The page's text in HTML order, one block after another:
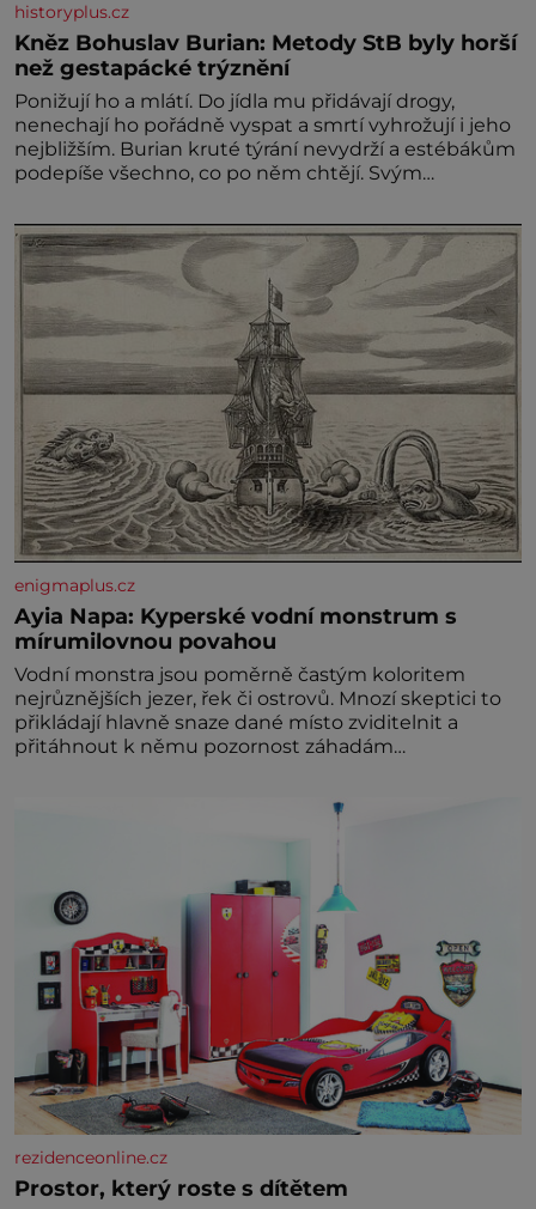
historyplus.cz
Kněz Bohuslav Burian: Metody StB byly horší
než gestapácké trýznění
Ponižují ho a mlátí. Do jídla mu přidávají drogy,
nenechají ho pořádně vyspat a smrtí vyhrožují i jeho
nejbližším. Burian kruté týrání nevydrží a estébákům
podepíše všechno, co po něm chtějí. Svým
výslechů nikdo nevyvíjel fyzický ani psychický nátlak.
Syn brněnského řezníka chce být knězem a
enigmaplus.cz
Ayia Napa: Kyperské vodní monstrum s
mírumilovnou povahou
Vodní monstra jsou poměrně častým koloritem
nejrůznějších jezer, řek či ostrovů. Mnozí skeptici to
přikládají hlavně snaze dané místo zviditelnit a
přitáhnout k němu pozornost záhadám
rezidenceonline.cz
Prostor, který roste s dítětem